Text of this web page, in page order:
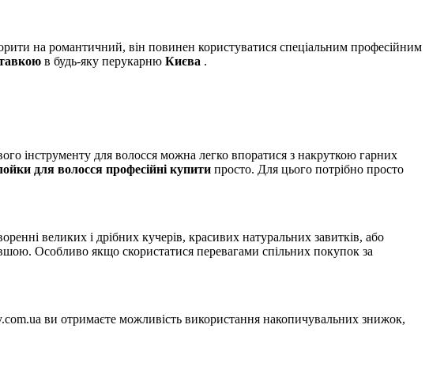
на романтичний, він повинен користуватися спеціальним професійним
в будь-яку перукарню Києва .
інструменту для волосся можна легко впоратися з накруткою гарних
для волосся професійні купити просто. Для цього потрібно просто
великих і дрібних кучерів, красивих натуральних завитків, або
Особливо якщо скористатися перевагами спільних покупок за
ви отримаєте можливість використання накопичувальних знижок,